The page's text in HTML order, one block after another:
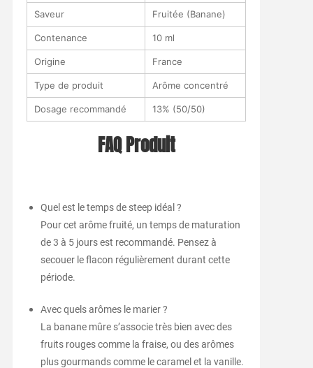
Saveur Fruitée (Banane)
Contenance 10 ml
Origine France
Type de produit Arôme concentré
Dosage recommandé 13% (50/50)
FAQ Produit
Quel est le temps de steep idéal ?
Pour cet arôme fruité, un temps de maturation
de 3 à 5 jours est recommandé. Pensez à
secouer le flacon régulièrement durant cette
période.
Avec quels arômes le marier ?
La banane mûre s’associe très bien avec des
fruits rouges comme la fraise, ou des arômes
plus gourmands comme le caramel et la vanille.